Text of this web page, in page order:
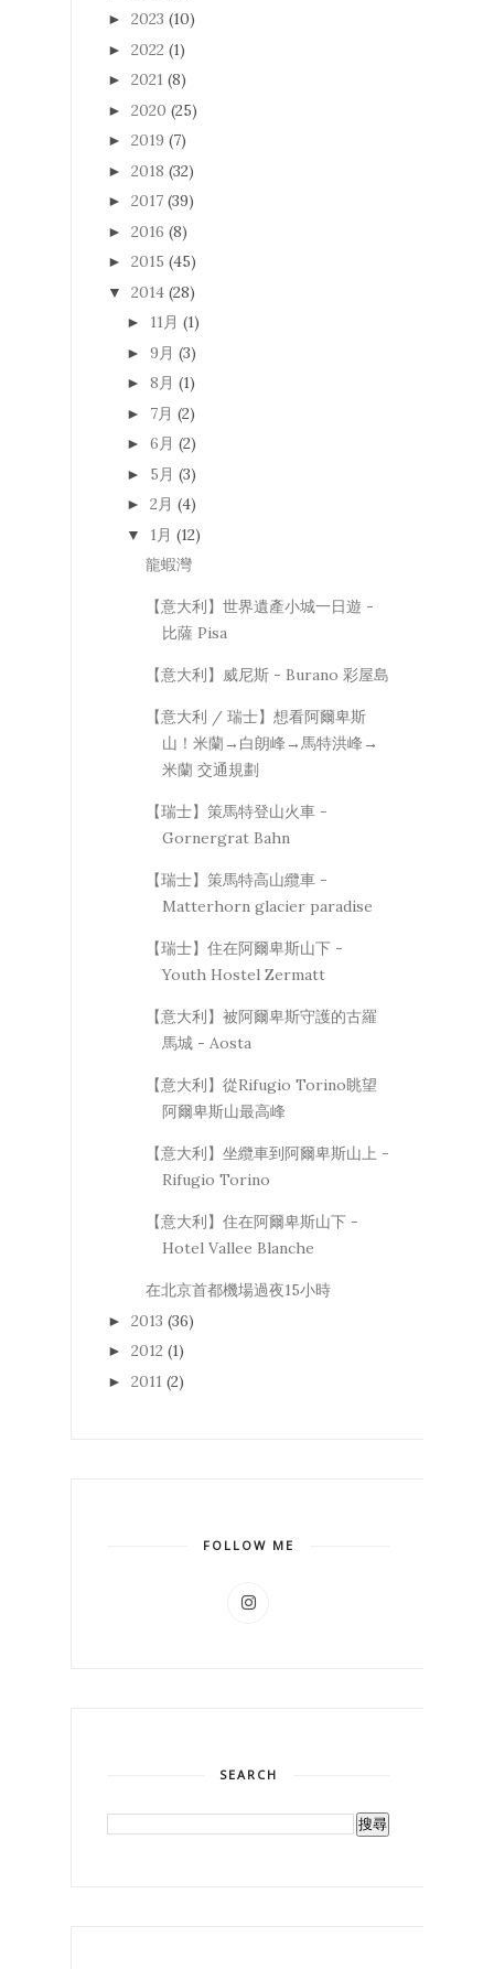
► 2023 (10)
► 2022 (1)
► 2021 (8)
► 2020 (25)
► 2019 (7)
► 2018 (32)
► 2017 (39)
► 2016 (8)
► 2015 (45)
▼ 2014 (28)
► 11月 (1)
► 9月 (3)
► 8月 (1)
► 7月 (2)
► 6月 (2)
► 5月 (3)
► 2月 (4)
▼ 1月 (12)
龍蝦灣
【意大利】世界遺產小城一日遊 -
比薩 Pisa
【意大利】威尼斯 - Burano 彩屋島
【意大利 / 瑞士】想看阿爾卑斯
山！米蘭→白朗峰→馬特洪峰→
米蘭 交通規劃
【瑞士】策馬特登山火車 -
Gornergrat Bahn
【瑞士】策馬特高山纜車 -
Matterhorn glacier paradise
【瑞士】住在阿爾卑斯山下 -
Youth Hostel Zermatt
【意大利】被阿爾卑斯守護的古羅
馬城 - Aosta
【意大利】從Rifugio Torino眺望
阿爾卑斯山最高峰
【意大利】坐纜車到阿爾卑斯山上 -
Rifugio Torino
【意大利】住在阿爾卑斯山下 -
Hotel Vallee Blanche
在北京首都機場過夜15小時
► 2013 (36)
► 2012 (1)
► 2011 (2)
FOLLOW ME
SEARCH